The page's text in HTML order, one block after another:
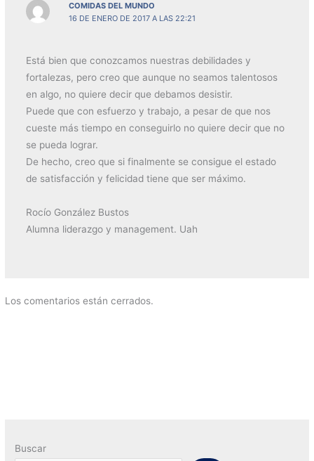
COMIDAS DEL MUNDO
16 DE ENERO DE 2017 A LAS 22:21
Está bien que conozcamos nuestras debilidades y
fortalezas, pero creo que aunque no seamos talentosos
en algo, no quiere decir que debamos desistir.
Puede que con esfuerzo y trabajo, a pesar de que nos
cueste más tiempo en conseguirlo no quiere decir que no
se pueda lograr.
De hecho, creo que si finalmente se consigue el estado
de satisfacción y felicidad tiene que ser máximo.
Rocío González Bustos
Alumna liderazgo y management. Uah
Los comentarios están cerrados.
Buscar